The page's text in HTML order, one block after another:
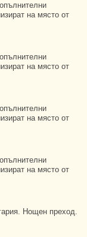
на място от
на място от
на място от
на място от
Нощен преход.